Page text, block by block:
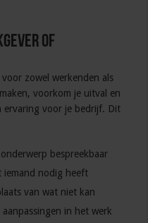
of
zowel werkenden als
voorkom je uitval en
ervaring voor je bedrijf. Dit
bespreekbaar
iemand nodig heeft
van wat niet kan
in het werk